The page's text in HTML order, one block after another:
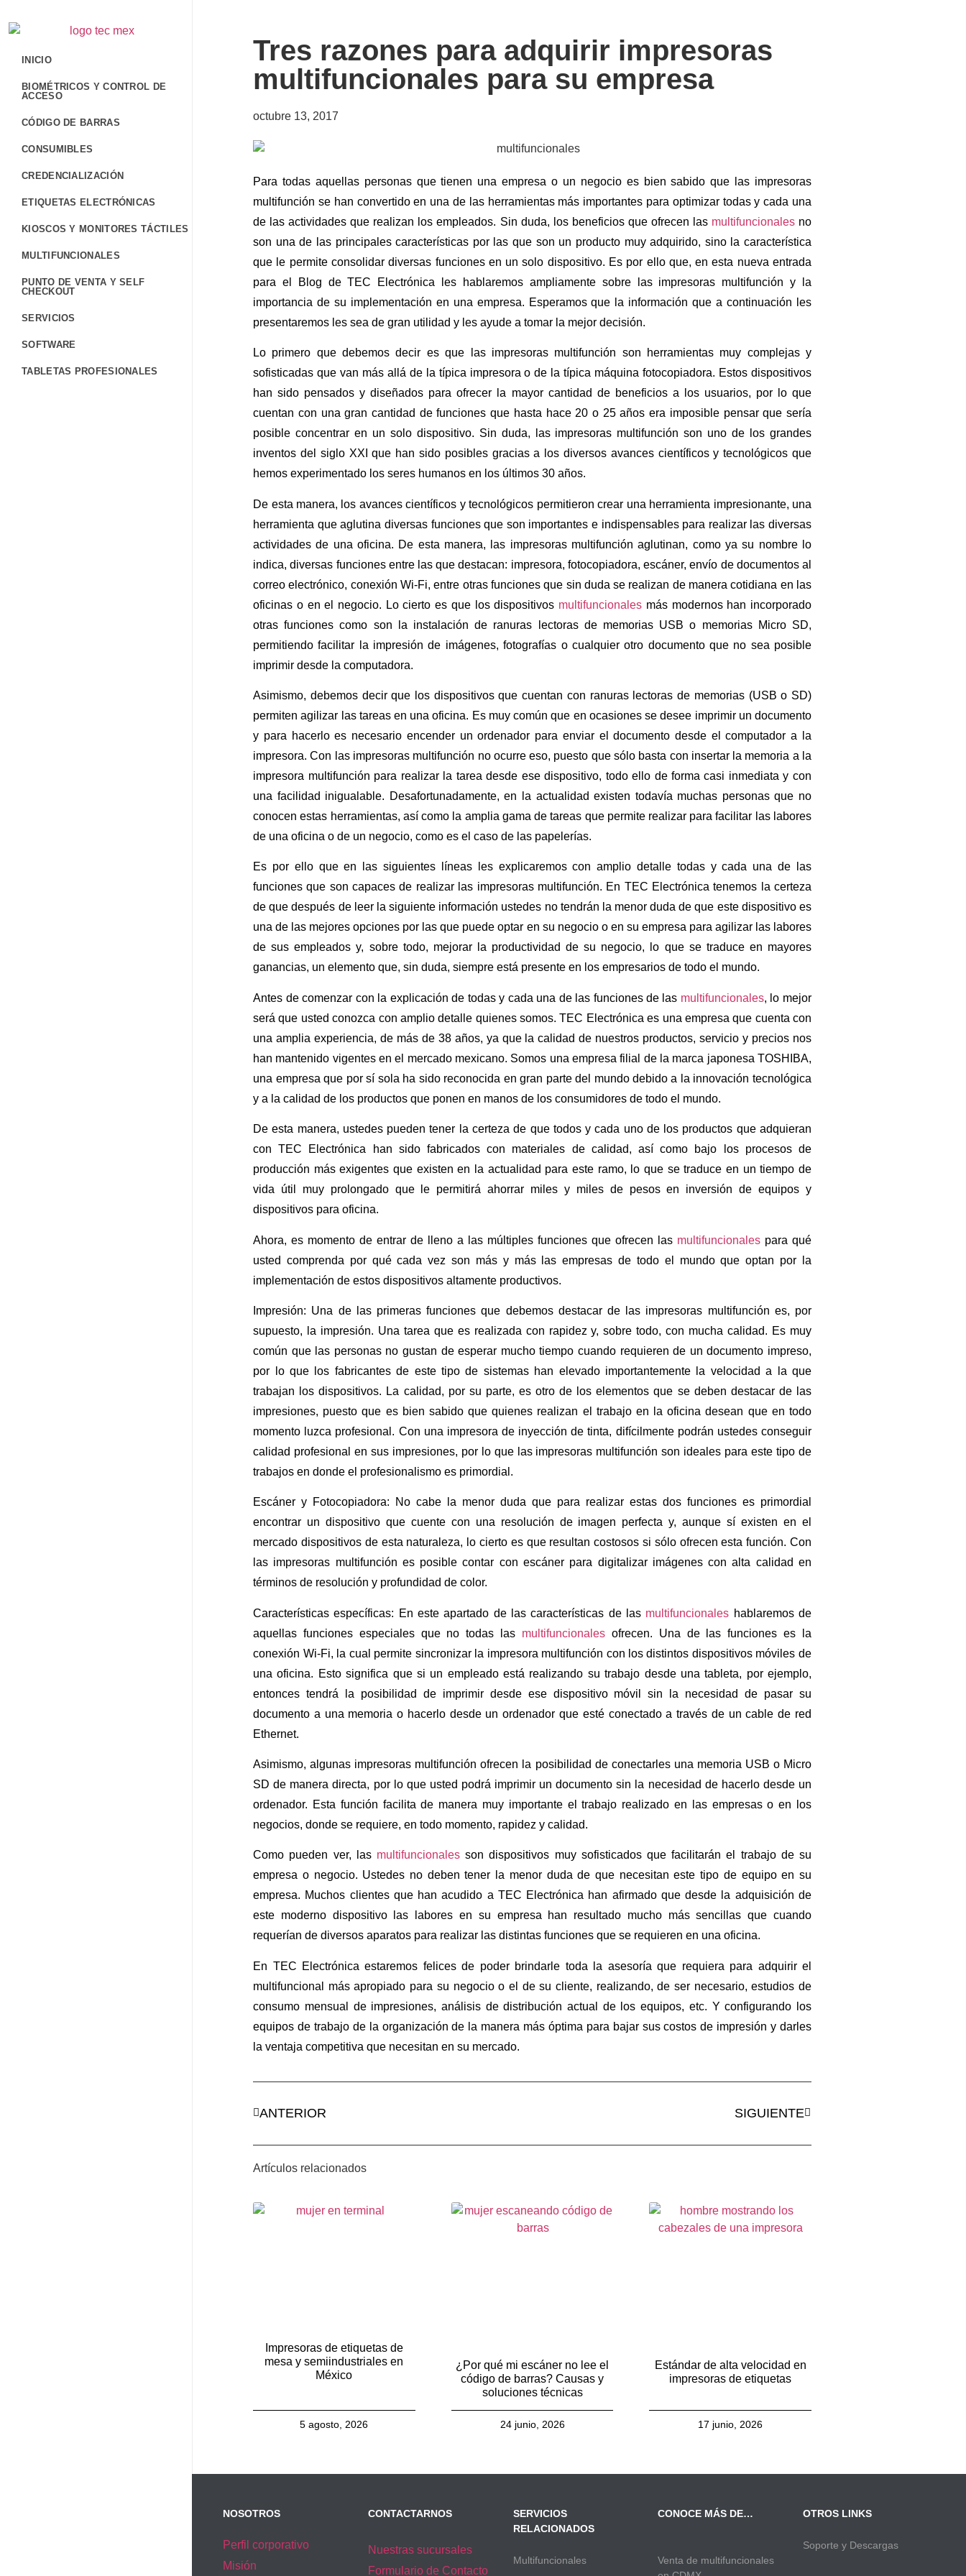
INICIO
BIOMÉTRICOS Y CONTROL DE
ACCESO
CÓDIGO DE BARRAS
CONSUMIBLES
CREDENCIALIZACIÓN
ETIQUETAS ELECTRÓNICAS
KIOSCOS Y MONITORES TÁCTILES
MULTIFUNCIONALES
PUNTO DE VENTA Y SELF
CHECKOUT
SERVICIOS
SOFTWARE
TABLETAS PROFESIONALES
Tres razones para adquirir impresoras
multifuncionales para su empresa
octubre 13, 2017
Para todas aquellas personas que tienen una empresa o un negocio es bien sabido que las impresoras
multifunción se han convertido en una de las herramientas más importantes para optimizar todas y cada una
de las actividades que realizan los empleados. Sin duda, los beneficios que ofrecen las multifuncionalesno
son una de las principales características por las que son un producto muy adquirido, sino la característica
que le permite consolidar diversas funciones en un solo dispositivo. Es por ello que, en esta nueva entrada
para el Blog de TEC Electrónica les hablaremos ampliamente sobre las impresoras multifunción y la
importancia de su implementación en una empresa. Esperamos que la información que a continuación les
presentaremos les sea de gran utilidad y les ayude a tomar la mejor decisión.
Lo primero que debemos decir es que las impresoras multifunción son herramientas muy complejas y
sofisticadas que van más allá de la típica impresora o de la típica máquina fotocopiadora. Estos dispositivos
han sido pensados y diseñados para ofrecer la mayor cantidad de beneficios a los usuarios, por lo que
cuentan con una gran cantidad de funciones que hasta hace 20 o 25 años era imposible pensar que sería
posible concentrar en un solo dispositivo. Sin duda, las impresoras multifunción son uno de los grandes
inventos del siglo XXI que han sido posibles gracias a los diversos avances científicos y tecnológicos que
hemos experimentado los seres humanos en los últimos 30 años.
De esta manera, los avances científicos y tecnológicos permitieron crear una herramienta impresionante, una
herramienta que aglutina diversas funciones que son importantes e indispensables para realizar las diversas
actividades de una oficina. De esta manera, las impresoras multifunción aglutinan, como ya su nombre lo
indica, diversas funciones entre las que destacan: impresora, fotocopiadora, escáner, envío de documentos al
correo electrónico, conexión Wi-Fi, entre otras funciones que sin duda se realizan de manera cotidiana en las
oficinas o en el negocio. Lo cierto es que los dispositivos multifuncionales más modernos han incorporado
otras funciones como son la instalación de ranuras lectoras de memorias USB o memorias Micro SD,
permitiendo facilitar la impresión de imágenes, fotografías o cualquier otro documento que no sea posible
imprimir desde la computadora.
Asimismo, debemos decir que los dispositivos que cuentan con ranuras lectoras de memorias (USB o SD)
permiten agilizar las tareas en una oficina. Es muy común que en ocasiones se desee imprimir un documento
y para hacerlo es necesario encender un ordenador para enviar el documento desde el computador a la
impresora. Con las impresoras multifunción no ocurre eso, puesto que sólo basta con insertar la memoria a la
impresora multifunción para realizar la tarea desde ese dispositivo, todo ello de forma casi inmediata y con
una facilidad inigualable. Desafortunadamente, en la actualidad existen todavía muchas personas que no
conocen estas herramientas, así como la amplia gama de tareas que permite realizar para facilitar las labores
de una oficina o de un negocio, como es el caso de las papelerías.
Es por ello que en las siguientes líneas les explicaremos con amplio detalle todas y cada una de las
funciones que son capaces de realizar las impresoras multifunción. En TEC Electrónica tenemos la certeza
de que después de leer la siguiente información ustedes no tendrán la menor duda de que este dispositivo es
una de las mejores opciones por las que puede optar en su negocio o en su empresa para agilizar las labores
de sus empleados y, sobre todo, mejorar la productividad de su negocio, lo que se traduce en mayores
ganancias, un elemento que, sin duda, siempre está presente en los empresarios de todo el mundo.
Antes de comenzar con la explicación de todas y cada una de las funciones de las multifuncionales, lo mejor
será que usted conozca con amplio detalle quienes somos. TEC Electrónica es una empresa que cuenta con
una amplia experiencia, de más de 38 años, ya que la calidad de nuestros productos, servicio y precios nos
han mantenido vigentes en el mercado mexicano. Somos una empresa filial de la marca japonesa TOSHIBA,
una empresa que por sí sola ha sido reconocida en gran parte del mundo debido a la innovación tecnológica
y a la calidad de los productos que ponen en manos de los consumidores de todo el mundo.
De esta manera, ustedes pueden tener la certeza de que todos y cada uno de los productos que adquieran
con TEC Electrónica han sido fabricados con materiales de calidad, así como bajo los procesos de
producción más exigentes que existen en la actualidad para este ramo, lo que se traduce en un tiempo de
vida útil muy prolongado que le permitirá ahorrar miles y miles de pesos en inversión de equipos y
dispositivos para oficina.
Ahora, es momento de entrar de lleno a las múltiples funciones que ofrecen las multifuncionales para qué
usted comprenda por qué cada vez son más y más las empresas de todo el mundo que optan por la
implementación de estos dispositivos altamente productivos.
Impresión: Una de las primeras funciones que debemos destacar de las impresoras multifunción es, por
supuesto, la impresión. Una tarea que es realizada con rapidez y, sobre todo, con mucha calidad. Es muy
común que las personas no gustan de esperar mucho tiempo cuando requieren de un documento impreso,
por lo que los fabricantes de este tipo de sistemas han elevado importantemente la velocidad a la que
trabajan los dispositivos. La calidad, por su parte, es otro de los elementos que se deben destacar de las
impresiones, puesto que es bien sabido que quienes realizan el trabajo en la oficina desean que en todo
momento luzca profesional. Con una impresora de inyección de tinta, difícilmente podrán ustedes conseguir
calidad profesional en sus impresiones, por lo que las impresoras multifunción son ideales para este tipo de
trabajos en donde el profesionalismo es primordial.
Escáner y Fotocopiadora: No cabe la menor duda que para realizar estas dos funciones es primordial
encontrar un dispositivo que cuente con una resolución de imagen perfecta y, aunque sí existen en el
mercado dispositivos de esta naturaleza, lo cierto es que resultan costosos si sólo ofrecen esta función. Con
las impresoras multifunción es posible contar con escáner para digitalizar imágenes con alta calidad en
términos de resolución y profundidad de color.
Características específicas: En este apartado de las características de las multifuncionales hablaremos de
aquellas funciones especiales que no todas las multifuncionales ofrecen. Una de las funciones es la
conexión Wi-Fi, la cual permite sincronizar la impresora multifunción con los distintos dispositivos móviles de
una oficina. Esto significa que si un empleado está realizando su trabajo desde una tableta, por ejemplo,
entonces tendrá la posibilidad de imprimir desde ese dispositivo móvil sin la necesidad de pasar su
documento a una memoria o hacerlo desde un ordenador que esté conectado a través de un cable de red
Ethernet.
Asimismo, algunas impresoras multifunción ofrecen la posibilidad de conectarles una memoria USB o Micro
SD de manera directa, por lo que usted podrá imprimir un documento sin la necesidad de hacerlo desde un
ordenador. Esta función facilita de manera muy importante el trabajo realizado en las empresas o en los
negocios, donde se requiere, en todo momento, rapidez y calidad.
Como pueden ver, las multifuncionalesson dispositivos muy sofisticados que facilitarán el trabajo de su
empresa o negocio. Ustedes no deben tener la menor duda de que necesitan este tipo de equipo en su
empresa. Muchos clientes que han acudido a TEC Electrónica han afirmado que desde la adquisición de
este moderno dispositivo las labores en su empresa han resultado mucho más sencillas que cuando
requerían de diversos aparatos para realizar las distintas funciones que se requieren en una oficina.
En TEC Electrónica estaremos felices de poder brindarle toda la asesoría que requiera para adquirir el
multifuncional más apropiado para su negocio o el de su cliente, realizando, de ser necesario, estudios de
consumo mensual de impresiones, análisis de distribución actual de los equipos, etc. Y configurando los
equipos de trabajo de la organización de la manera más óptima para bajar sus costos de impresión y darles
la ventaja competitiva que necesitan en su mercado.
ANTERIOR SIGUIENTE
Artículos relacionados
Impresoras de etiquetas de
mesa y semiindustriales en
México
5 agosto, 2026
¿Por qué mi escáner no lee el
código de barras? Causas y
soluciones técnicas
24 junio, 2026
Estándar de alta velocidad en
impresoras de etiquetas
17 junio, 2026
NOSOTROS
Perfil corporativo
Misión
CONTACTARNOS
Nuestras sucursales
Formulario de Contacto
SERVICIOS
RELACIONADOS
Multifuncionales
CONOCE MÁS DE…
Venta de multifuncionales
OTROS LINKS
Soporte y Descargas